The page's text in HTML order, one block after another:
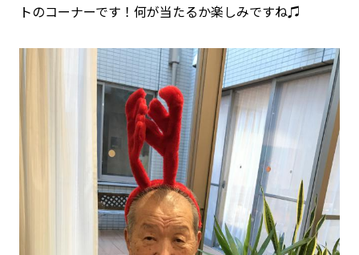
トのコーナーです！何が当たるか楽しみですね♫